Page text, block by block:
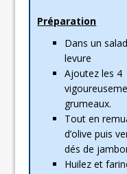
Préparation
Dans un
levure
Ajoutez les 4
grumeaux.
Tout en
d’olive puis
dés de
Huilez et